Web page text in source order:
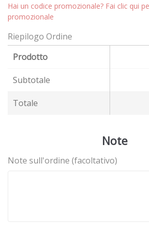
Hai un codice promozionale? Fai clic qui
promozionale
Riepilogo Ordine
Prodotto
Subtotale
Totale
Note
Note sull'ordine (facoltativo)